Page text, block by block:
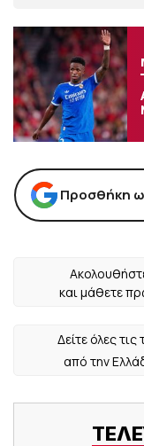
Προσθήκη
και μάθετε
Δείτε όλες τις
από την